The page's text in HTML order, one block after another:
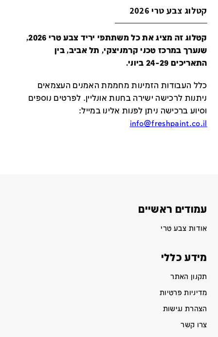
קטלוג צבע טרי 2026
קטלוג זה מציג את כל משתתפי יריד צבע טרי 2026,
שנערך במרכז טכני קרמניצקי, תל אביב, בין
התאריכים 24-29 ביוני.
כלל העבודות הזמינות מחממת האמנים העצמאים
ניתנות לרכישה ישירה בחנות אונליין. לפרטים נוספים
וסיוע ברכישה ניתן לפנות אלינו במייל:
info@freshpaint.co.il
עמודים ראשיים
אודות צבע טרי
מידע כללי
תקנון האתר
מדיניות פרטיות
הצהרת נגישות
צרו קשר